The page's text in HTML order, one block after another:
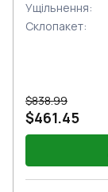
Ущільнення:
Склопакет:
$838.99
$461.45